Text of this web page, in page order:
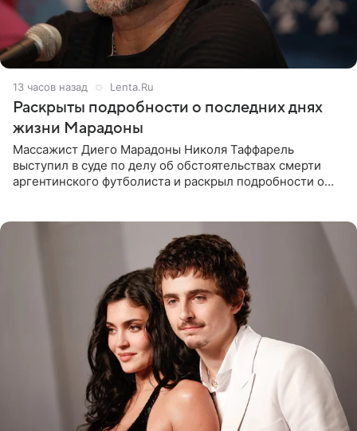
13 часов назад Lenta.Ru
Раскрыты подробности о последних днях
жизни Марадоны
Массажист Диего Марадоны Николя Таффарель
выступил в суде по делу об обстоятельствах смерти
аргентинского футболиста и раскрыл подробности о